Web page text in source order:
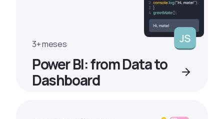
3+ meses
Power BI: from Data to
Dashboard